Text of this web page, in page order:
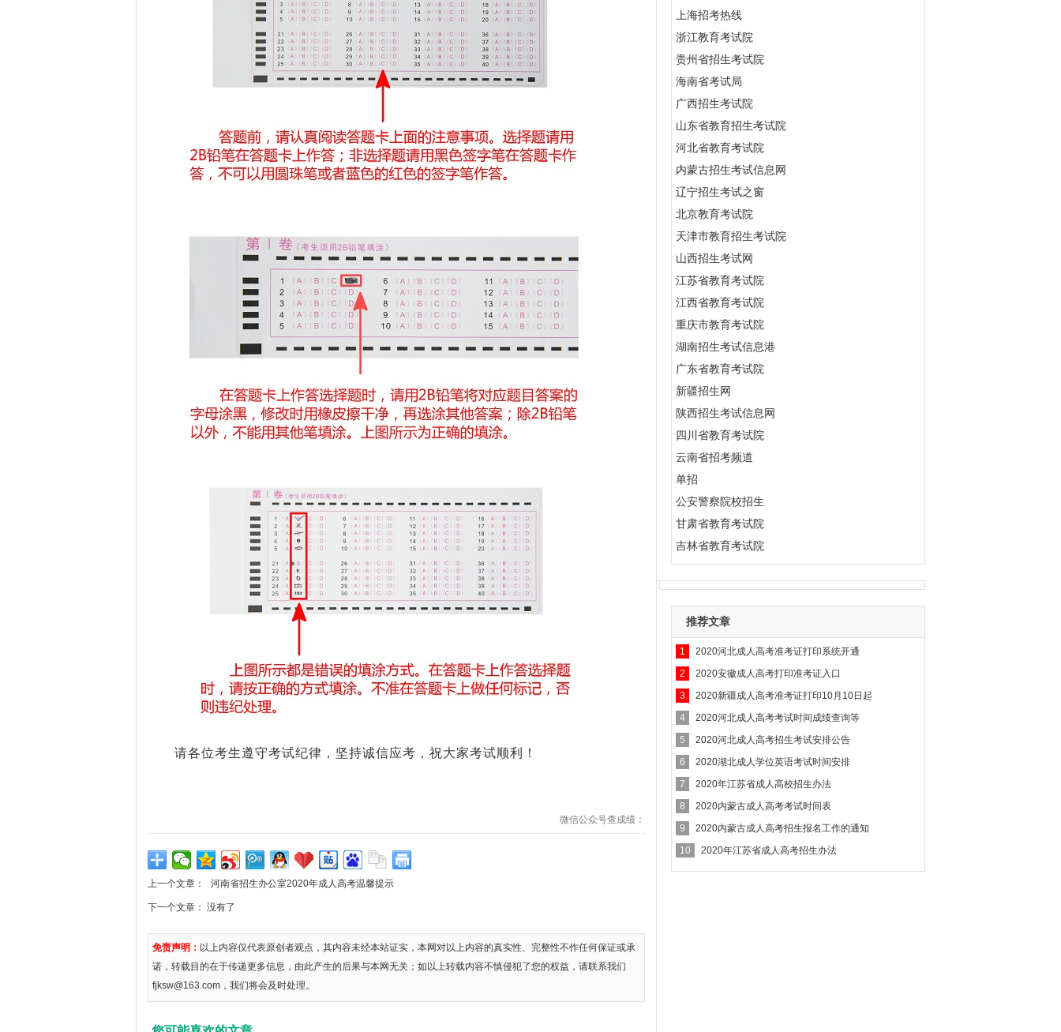
请各位考生遵守考试纪律，坚持诚信应考，祝大家考试顺利！
微信公众号查成绩：
上一个文章： 河南省招生办公室2020年成人高考温馨提示
下一个文章： 没有了
免责声明： 以上内容仅代表原创者观点，其内容未经本站证实，本网对以上内容的真实性、完整性不作任何保证或承
诺，转载目的在于传递更多信息，由此产生的后果与本网无关；如以上转载内容不慎侵犯了您的权益，请联系我们
fjksw@163.com，我们将会及时处理。
上海招考热线
浙江教育考试院
贵州省招生考试院
海南省考试局
广西招生考试院
山东省教育招生考试院
河北省教育考试院
内蒙古招生考试信息网
辽宁招生考试之窗
北京教育考试院
天津市教育招生考试院
山西招生考试网
江苏省教育考试院
江西省教育考试院
重庆市教育考试院
湖南招生考试信息港
广东省教育考试院
新疆招生网
陕西招生考试信息网
四川省教育考试院
云南省招考频道
单招
公安警察院校招生
甘肃省教育考试院
吉林省教育考试院
推荐文章
1
2020河北成人高考准考证打印系统开通
2
2020安徽成人高考打印准考证入口
3
2020新疆成人高考准考证打印10月10日起
4
2020河北成人高考考试时间成绩查询等
5
2020河北成人高考招生考试安排公告
6
2020湖北成人学位英语考试时间安排
7
2020年江苏省成人高校招生办法
8
2020内蒙古成人高考考试时间表
9
2020内蒙古成人高考招生报名工作的通知
10
2020年江苏省成人高考招生办法